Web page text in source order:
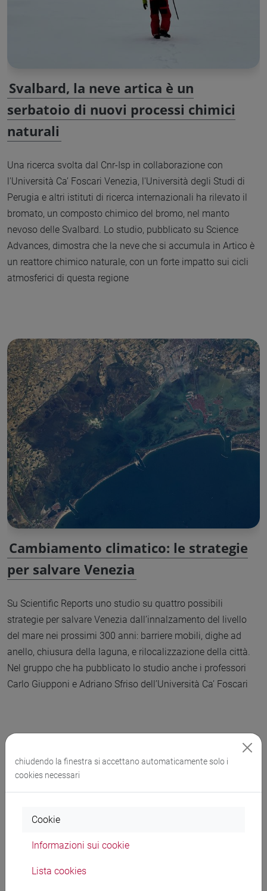
Svalbard, la neve artica è un
serbatoio di nuovi processi chimici
naturali
Una ricerca svolta dal Cnr-Isp in collaborazione con
l'Università Ca’ Foscari Venezia, l'Università degli Studi di
Perugia e altri istituti di ricerca internazionali ha rilevato il
bromato, un composto chimico del bromo, nel manto
nevoso delle Svalbard. Lo studio, pubblicato su Science
Advances, dimostra che la neve che si accumula in Artico è
un reattore chimico naturale, con un forte impatto sui cicli
atmosferici di questa regione
Cambiamento climatico: le strategie
per salvare Venezia
Su Scientific Reports uno studio su quattro possibili
strategie per salvare Venezia dall’innalzamento del livello
del mare nei prossimi 300 anni: barriere mobili, dighe ad
anello, chiusura della laguna, e rilocalizzazione della città.
Nel gruppo che ha pubblicato lo studio anche i professori
Carlo Giupponi e Adriano Sfriso dell’Università Ca’ Foscari
chiudendo la finestra si accettano automaticamente solo i
cookies necessari
Cookie
Informazioni sui cookie
Lista cookies